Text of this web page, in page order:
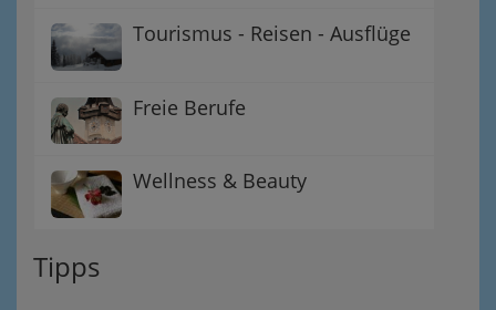
Tourismus - Reisen - Ausflüge
Freie Berufe
Wellness & Beauty
Tipps